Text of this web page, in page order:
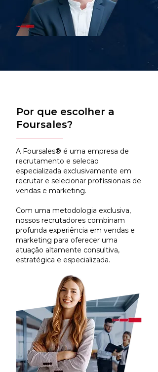
Por que escolher a
Foursales?
A Foursales® é uma empresa de
recrutamento e selecao
especializada exclusivamente em
recrutar e selecionar profissionais de
vendas e marketing.
Com uma metodologia exclusiva,
nossos recrutadores combinam
profunda experiência em vendas e
marketing para oferecer uma
atuação altamente consultiva,
estratégica e especializada.